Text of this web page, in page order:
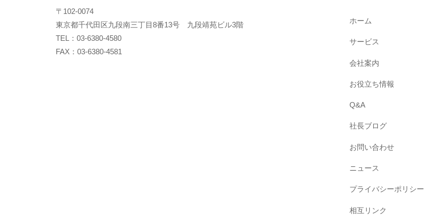
〒102-0074
東京都千代田区九段南三丁目8番13号 九段靖苑ビル3階
TEL：03-6380-4580
FAX：03-6380-4581
ホーム
サービス
会社案内
お役立ち情報
Q&A
社長ブログ
お問い合わせ
ニュース
プライバシーポリシー
相互リンク